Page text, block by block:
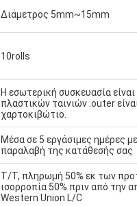
Διάμετρος 5mm~15mm
10rolls
Η εσωτερική συσκευασία
πλαστικών ταινιών .outer
χαρτοκιβώτιο.
Μέσα σε 5 εργάσιμες ημέρες
παραλαβή της κατάθεσής σας
T/T, πληρωμή 50% εκ των
ισορροπία 50% πριν από την
Western Union L/C